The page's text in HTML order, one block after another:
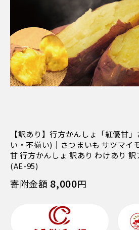
【訳あり】行方かんしょ「紅優甘
い・不揃い)｜さつまいも サツマイ
甘 行方かんしょ 訳あり わけあり
(AE-95)
寄附金額 8,000円